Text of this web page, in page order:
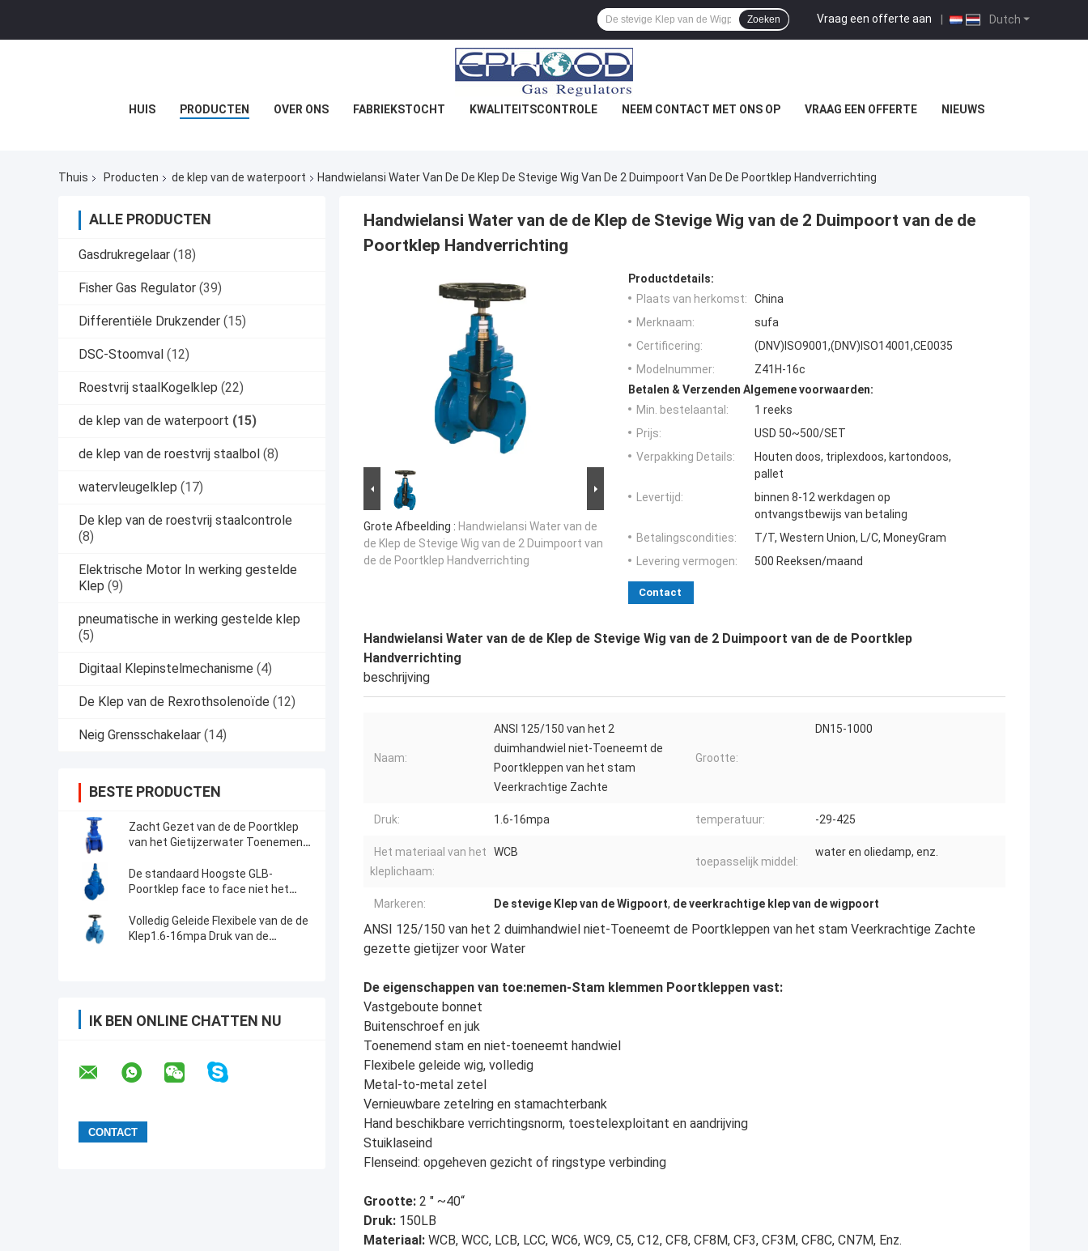
Dutch
Vraag een offerte aan |
Zoeken
HUIS PRODUCTEN OVER ONS FABRIEKSTOCHT KWALITEITSCONTROLE NEEM CONTACT MET ONS OP VRAAG EEN OFFERTE NIEUWS
Thuis Producten de klep van de waterpoort Handwielansi Water Van De De Klep De Stevige Wig Van De 2 Duimpoort Van De De Poortklep Handverrichting
ALLE PRODUCTEN
Gasdrukregelaar (18)
Fisher Gas Regulator (39)
Differentiële Drukzender (15)
DSC-Stoomval (12)
Roestvrij staalKogelklep (22)
de klep van de waterpoort (15)
de klep van de roestvrij staalbol (8)
watervleugelklep (17)
De klep van de roestvrij staalcontrole
(8)
Elektrische Motor In werking gestelde
Klep (9)
pneumatische in werking gestelde klep
(5)
Digitaal Klepinstelmechanisme (4)
De Klep van de Rexrothsolenoïde (12)
Neig Grensschakelaar (14)
BESTE PRODUCTEN
Zacht Gezet van de de Poortklep
van het Gietijzerwater Toenemend
Lichaam niet
De standaard Hoogste GLB-
Poortklep face to face niet het
Volledig Geleide Flexibele van de de
Klep1.6-16mpa Druk van de
IK BEN ONLINE CHATTEN NU
Handwielansi Water van de de Klep de Stevige Wig van de 2 Duimpoort van de de
Poortklep Handverrichting
Grote Afbeelding : Handwielansi Water van de
de Klep de Stevige Wig van de 2 Duimpoort van
de de Poortklep Handverrichting
Productdetails:
Plaats van herkomst:
China
Merknaam:
sufa
Certificering:
(DNV)ISO9001,(DNV)ISO14001,CE0035
Modelnummer:
Z41H-16c
Betalen & Verzenden Algemene voorwaarden:
Min. bestelaantal:
1 reeks
Prijs:
USD 50~500/SET
Verpakking Details:
Houten doos, triplexdoos, kartondoos,
pallet
Levertijd:
binnen 8-12 werkdagen op
ontvangstbewijs van betaling
Betalingscondities:
T/T, Western Union, L/C, MoneyGram
Levering vermogen:
500 Reeksen/maand
Contact
Handwielansi Water van de de Klep de Stevige Wig van de 2 Duimpoort van de de Poortklep
Handverrichting
beschrijving
Naam:
ANSI 125/150 van het 2
duimhandwiel niet-Toeneemt de
Poortkleppen van het stam
Veerkrachtige Zachte
Grootte:
DN15-1000
Druk: 1.6-16mpa temperatuur: -29-425
Het materiaal van het
kleplichaam:
WCB
toepasselijk middel:
water en oliedamp, enz.
Markeren: De stevige Klep van de Wigpoort, de veerkrachtige klep van de wigpoort
ANSI 125/150 van het 2 duimhandwiel niet-Toeneemt de Poortkleppen van het stam Veerkrachtige Zachte
gezette gietijzer voor Water
De eigenschappen van toe:nemen-Stam klemmen Poortkleppen vast:
Vastgeboute bonnet
Buitenschroef en juk
Toenemend stam en niet-toeneemt handwiel
Flexibele geleide wig, volledig
Metal-to-metal zetel
Vernieuwbare zetelring en stamachterbank
Hand beschikbare verrichtingsnorm, toestelexploitant en aandrijving
Stuiklaseind
Flenseind: opgeheven gezicht of ringstype verbinding
Grootte: 2 " ~40“
Druk: 150LB
Materiaal: WCB, WCC, LCB, LCC, WC6, WC9, C5, C12, CF8, CF8M, CF3, CF3M, CF8C, CN7M, Enz.